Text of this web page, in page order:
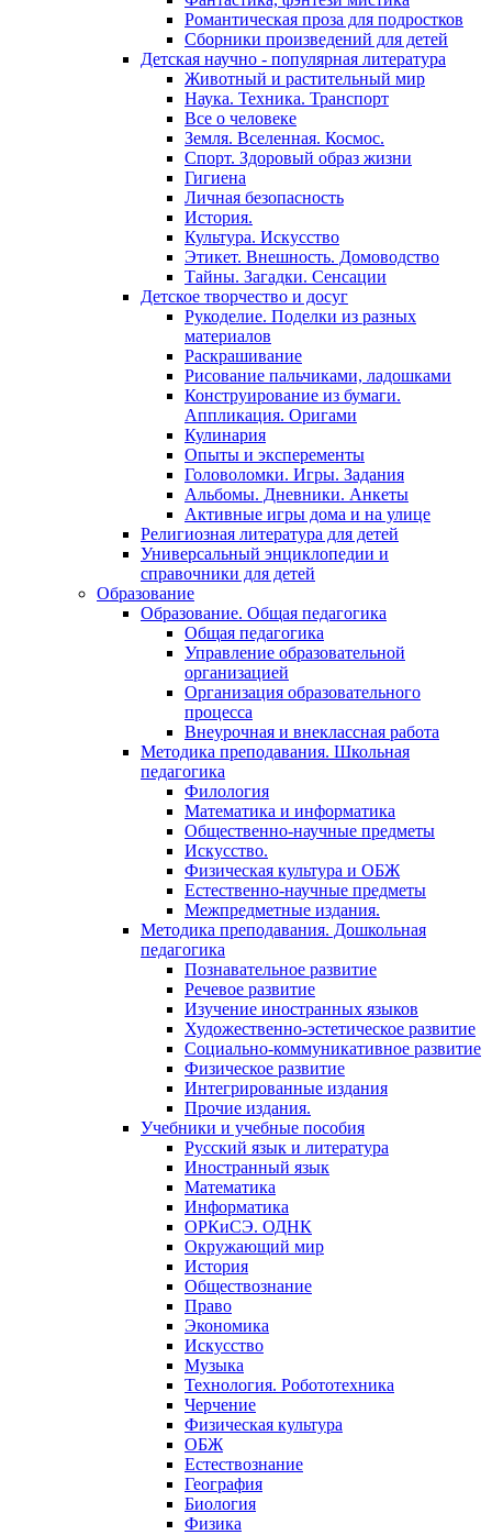
Романтическая проза для подростков
Сборники произведений для детей
Детская научно - популярная литература
Животный и растительный мир
Наука. Техника. Транспорт
Все о человеке
Земля. Вселенная. Космос.
Спорт. Здоровый образ жизни
Гигиена
Личная безопасность
История.
Культура. Искусство
Этикет. Внешность. Домоводство
Тайны. Загадки. Сенсации
Детское творчество и досуг
Рукоделие. Поделки из разных
материалов
Раскрашивание
Рисование пальчиками, ладошками
Конструирование из бумаги.
Аппликация. Оригами
Кулинария
Опыты и эксперементы
Головоломки. Игры. Задания
Альбомы. Дневники. Анкеты
Активные игры дома и на улице
Религиозная литература для детей
Универсальный энциклопедии и
справочники для детей
Образование
Образование. Общая педагогика
Общая педагогика
Управление образовательной
организацией
Организация образовательного
процесса
Внеурочная и внеклассная работа
Методика преподавания. Школьная
педагогика
Филология
Математика и информатика
Общественно-научные предметы
Искусство.
Физическая культура и ОБЖ
Естественно-научные предметы
Межпредметные издания.
Методика преподавания. Дошкольная
педагогика
Познавательное развитие
Речевое развитие
Изучение иностранных языков
Художественно-эстетическое развитие
Социально-коммуникативное развитие
Физическое развитие
Интегрированные издания
Прочие издания.
Учебники и учебные пособия
Русский язык и литература
Иностранный язык
Математика
Информатика
ОРКиСЭ. ОДНК
Окружающий мир
История
Обществознание
Право
Экономика
Искусство
Музыка
Технология. Робототехника
Черчение
Физическая культура
ОБЖ
Естествознание
География
Биология
Физика